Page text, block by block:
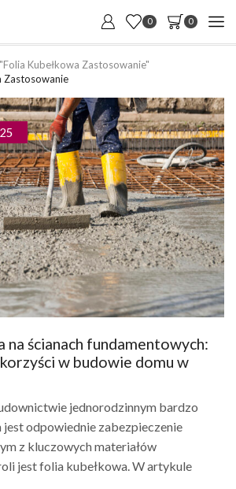
0 0
Kubełkowa Zastosowanie"
Zastosowanie
na ścianach fundamentowych:
w budowie domu w
jednorodzinnym bardzo
jest odpowiednie zabezpieczenie
z kluczowych materiałów
jest folia kubełkowa. W artykule